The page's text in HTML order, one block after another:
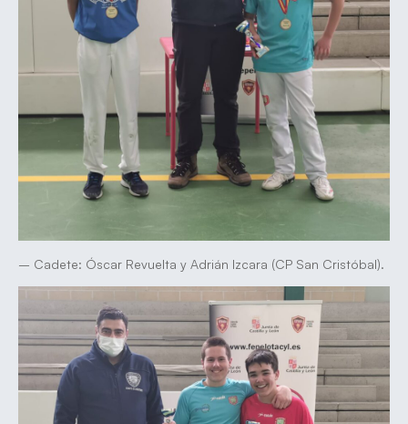
– Cadete: Óscar Revuelta y Adrián Izcara (CP San Cristóbal).